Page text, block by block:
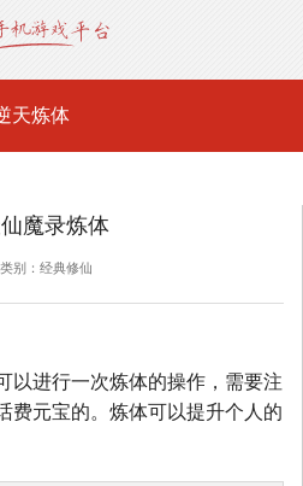
天炼体
魔录炼体
别：经典修仙
以进行一次炼体的操作，需要注
费元宝的。炼体可以提升个人的